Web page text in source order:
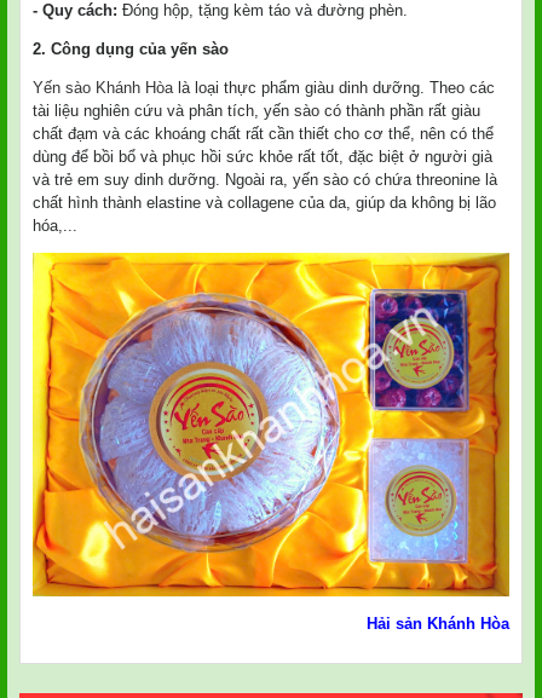
- Quy cách: Đóng hộp, tặng kèm táo và đường phèn.
2. Công dụng của yến sào
Yến sào Khánh Hòa là loại thực phẩm giàu dinh dưỡng. Theo các
tài liệu nghiên cứu và phân tích, yến sào có thành phần rất giàu
chất đạm và các khoáng chất rất cần thiết cho cơ thể, nên có thể
dùng để bồi bổ và phục hồi sức khỏe rất tốt, đặc biệt ở người già
và trẻ em suy dinh dưỡng. Ngoài ra, yến sào có chứa threonine là
chất hình thành elastine và collagene của da, giúp da không bị lão
hóa,...
Hải sản Khánh Hòa